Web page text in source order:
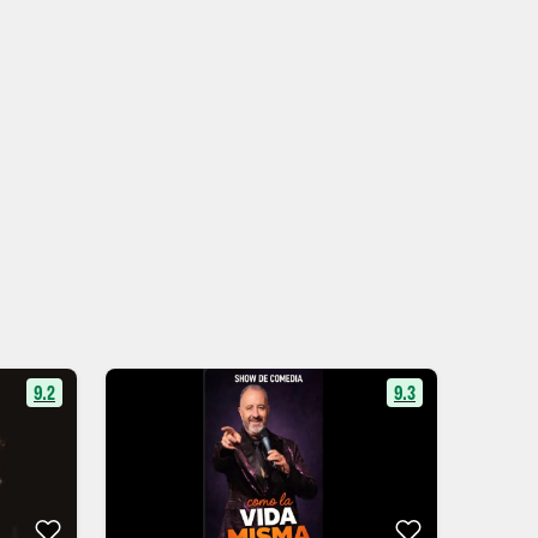
9.2 9.3